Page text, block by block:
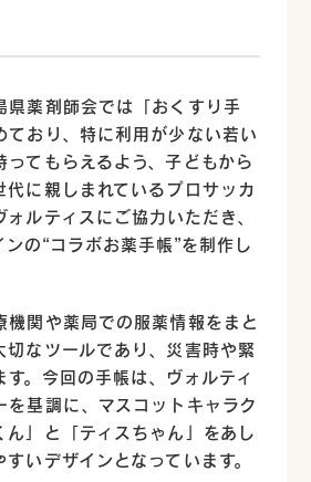
県薬剤師会では「おくすり手
ており、特に利用が少ない若い
ってもらえるよう、子どもから
代に親しまれているプロサッカ
ルティスにご協力いただき、
ンの“コラボお薬手帳”を制作し
機関や薬局での服薬情報をまと
切なツールであり、災害時や緊
。今回の手帳は、ヴォルティ
を基調に、マスコットキャラク
ん」と「ティスちゃん」をあし
いデザインとなっています。